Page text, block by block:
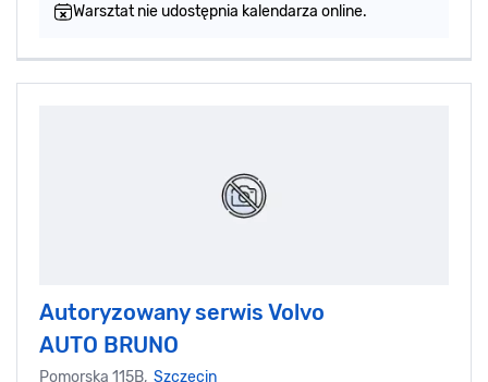
Warsztat nie udostępnia kalendarza online.
Autoryzowany serwis Volvo
AUTO BRUNO
Pomorska 115B, Szczecin